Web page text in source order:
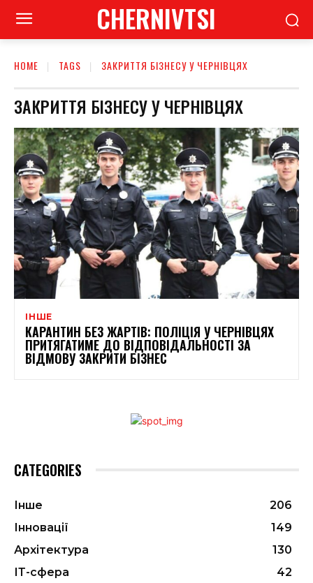
CHERNIVTSI
HOME TAGS ЗАКРИТТЯ БІЗНЕСУ У ЧЕРНІВЦЯХ
ЗАКРИТТЯ БІЗНЕСУ У ЧЕРНІВЦЯХ
ІНШЕ
КАРАНТИН БЕЗ ЖАРТІВ: ПОЛІЦІЯ У ЧЕРНІВЦЯХ
ПРИТЯГАТИМЕ ДО ВІДПОВІДАЛЬНОСТІ ЗА
ВІДМОВУ ЗАКРИТИ БІЗНЕС
CATEGORIES
Інше
206
Інновації
149
Архітектура
130
ІТ-сфера
42